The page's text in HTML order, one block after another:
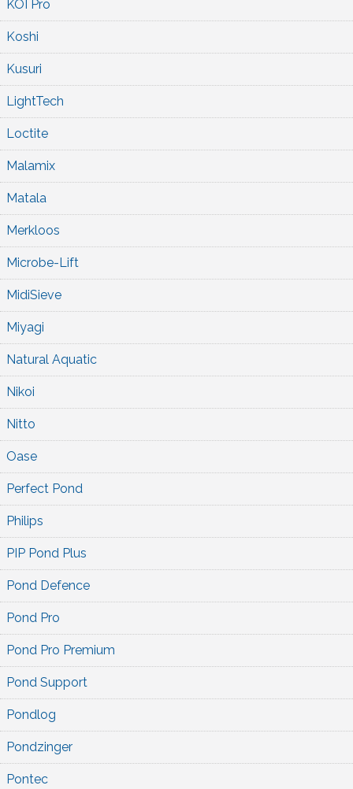
KOI Pro
Koshi
Kusuri
LightTech
Loctite
Malamix
Matala
Merkloos
Microbe-Lift
MidiSieve
Miyagi
Natural Aquatic
Nikoi
Nitto
Oase
Perfect Pond
Philips
PIP Pond Plus
Pond Defence
Pond Pro
Pond Pro Premium
Pond Support
Pondlog
Pondzinger
Pontec